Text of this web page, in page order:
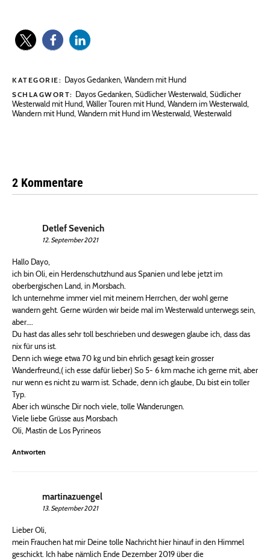
KATEGORIE: Dayos Gedanken,Wandern mit Hund
SCHLAGWORT: Dayos Gedanken,Südlicher Westerwald,Südlicher
Westerwald mit Hund,Wäller Touren mit Hund,Wandern im Westerwald,
Wandern mit Hund,Wandern mit Hund im Westerwald,Westerwald
2 Kommentare
Detlef Sevenich
12. September 2021
Hallo Dayo,
ich bin Oli, ein Herdenschutzhund aus Spanien und lebe jetzt im
oberbergischen Land, in Morsbach.
Ich unternehme immer viel mit meinem Herrchen, der wohl gerne
wandern geht. Gerne würden wir beide mal im Westerwald unterwegs sein,
aber….
Du hast das alles sehr toll beschrieben und deswegen glaube ich, dass das
nix für uns ist.
Denn ich wiege etwa 70 kg und bin ehrlich gesagt kein grosser
Wanderfreund,( ich esse dafür lieber) So 5- 6 km mache ich gerne mit, aber
nur wenn es nicht zu warm ist. Schade, denn ich glaube, Du bist ein toller
Typ.
Aber ich wünsche Dir noch viele, tolle Wanderungen.
Viele liebe Grüsse aus Morsbach
Oli, Mastin de Los Pyrineos
Antworten
martinazuengel
13. September 2021
Lieber Oli,
mein Frauchen hat mir Deine tolle Nachricht hier hinauf in den Himmel
geschickt. Ich habe nämlich Ende Dezember 2019 über die